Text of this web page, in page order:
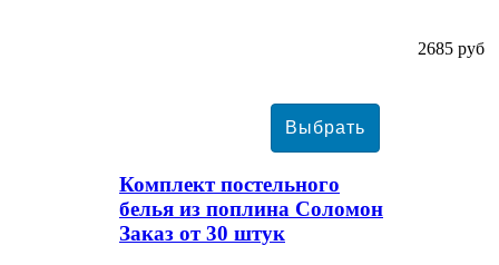
2685 руб
Комплект постельного
белья из поплина Соломон
Заказ от 30 штук